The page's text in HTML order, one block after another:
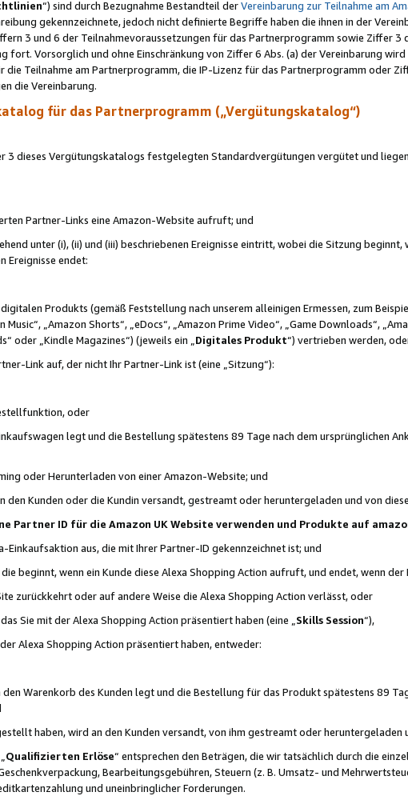
“) sind durch Bezugnahme Bestandteil derVereinbarung zur Teilnahme am
gekennzeichnete, jedoch nicht definierte Begriffe haben die ihnen in der
3 und 6 der Teilnahmevoraussetzungen für das Partnerprogramm sowie Ziffer 3
fort. Vorsorglich und ohne Einschränkung von Ziffer 6 Abs. (a) der Vereinbarung
Teilnahme am Partnerprogramm, die IP-Lizenz für das Partnerprogramm oder
die Vereinbarung.
für das Partnerprogramm („Vergütungskatalog“)
3 dieses Vergütungskatalogs festgelegten Standardvergütungen vergütet und
Partner-Links eine Amazon-Website aufruft; und
unter (i), (ii) und (iii) beschriebenen Ereignisse eintritt, wobei die Sitzung beginnt,
Ereignisse endet:
Produkts (gemäß Feststellung nach unserem alleinigen Ermessen, zum
„Amazon Shorts“, „eDocs“, „Amazon Prime Video“, „Game Downloads“,
oder „Kindle Magazines“) (jeweils ein „ Digitales Produkt“) vertrieben werden,
Link auf, der nicht Ihr Partner-Link ist (eine „Sitzung“):
oder
legt und die Bestellung spätestens 89 Tage nach dem ursprünglichen
oder Herunterladen von einer Amazon-Website; und
Kunden oder die Kundin versandt, gestreamt oder heruntergeladen und von
Partner ID für die Amazon UK Website verwenden und Produkte auf
aus, die mit Ihrer Partner-ID gekennzeichnet ist; und
beginnt, wenn ein Kunde diese Alexa Shopping Action aufruft, und endet, wenn der
zurückkehrt oder auf andere Weise die Alexa Shopping Action verlässt, oder
Sie mit der Alexa Shopping Action präsentiert haben (eine „ Skills Session“),
Alexa Shopping Action präsentiert haben, entweder:
Warenkorb des Kunden legt und die Bestellung für das Produkt spätestens 89
haben, wird an den Kunden versandt, von ihm gestreamt oder heruntergeladen
Qualifizierten Erlöse“ entsprechen den Beträgen, die wir tatsächlich durch die
Bearbeitungsgebühren, Steuern (z. B. Umsatz- und
und uneinbringlicher Forderungen.